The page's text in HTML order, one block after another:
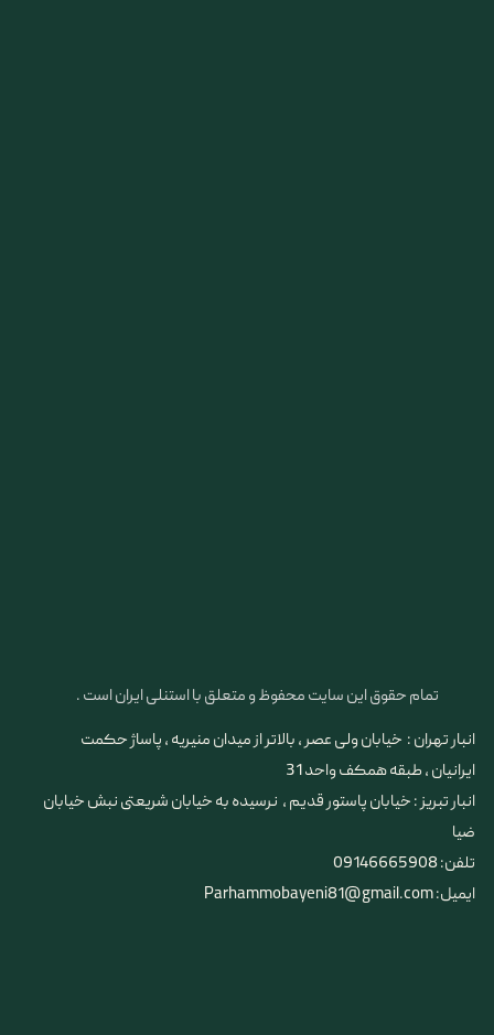
تمام حقوق این سایت محفوظ و متعلق با استنلی ایران است .
انبار تهران : خیابان ولی عصر ، بالاتر از میدان منیریه ، پاساژ حکمت
ایرانیان ، طبقه همکف واحد 31
​​​​​​​انبار تبریز : خیابان پاستور قدیم ، نرسیده به خیابان شریعتی نبش خیابان
ضیا
تلفن: 09146665908
ایمیل: Parhammobayeni81@gmail.com